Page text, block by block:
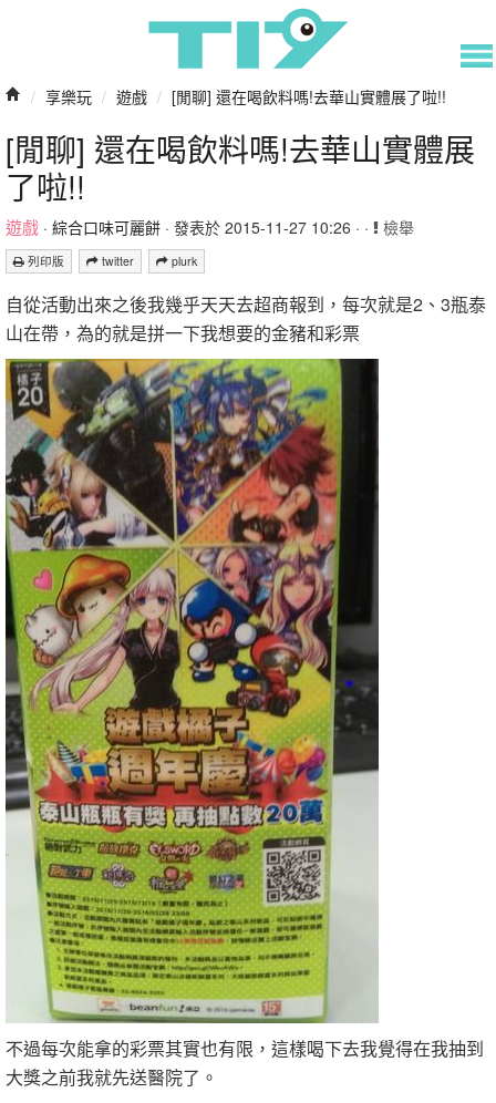
/ 享樂玩 / 遊戲 / [閒聊] 還在喝飲料嗎!去華山實體展了啦!!
[閒聊] 還在喝飲料嗎!去華山實體展
了啦!!
遊戲 · 綜合口味可麗餅 · 發表於 2015-11-27 10:26 · · 檢舉
列印版 twitter plurk
自從活動出來之後我幾乎天天去超商報到，每次就是2、3瓶泰
山在帶，為的就是拼一下我想要的金豬和彩票
不過每次能拿的彩票其實也有限，這樣喝下去我覺得在我抽到
大獎之前我就先送醫院了。